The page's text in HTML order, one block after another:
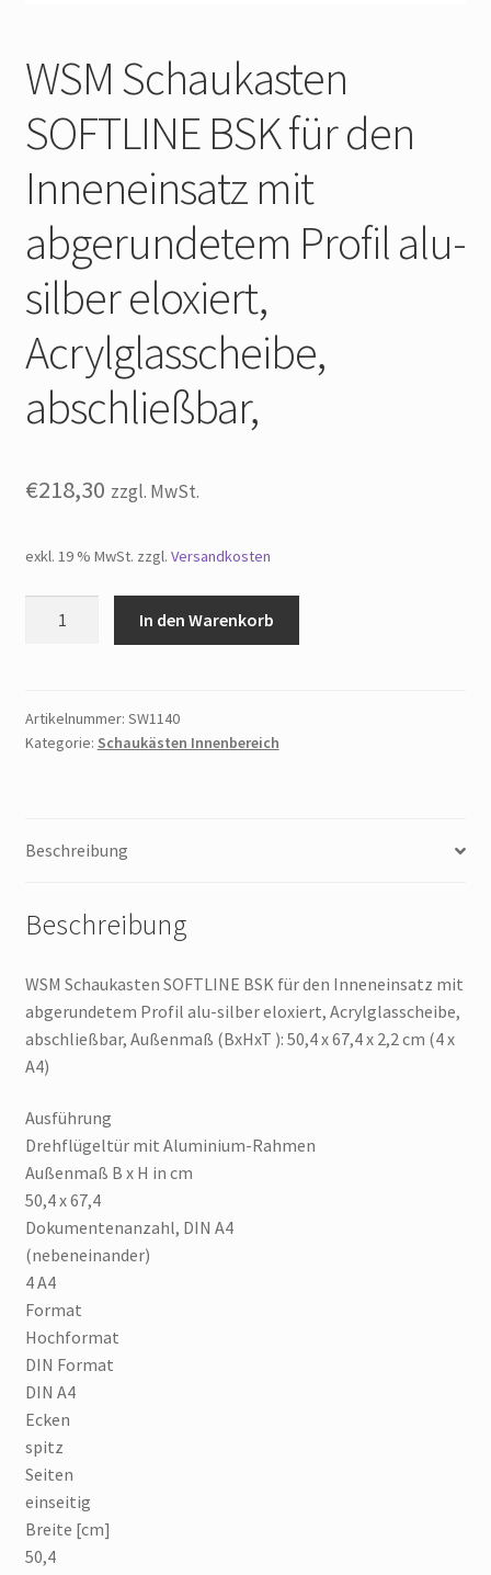
WSM Schaukasten
SOFTLINE BSK für den
Inneneinsatz mit
abgerundetem Profil alu-
silber eloxiert,
Acrylglasscheibe,
abschließbar,
€218,30 zzgl. MwSt.
exkl. 19 % MwSt. zzgl. Versandkosten
für
den
Profil
eloxiert,
abschließbar,
Menge
In den Warenkorb
Artikelnummer: SW1140
Kategorie: Schaukästen Innenbereich
Beschreibung
Beschreibung
WSM Schaukasten SOFTLINE BSK für den Inneneinsatz mit
abgerundetem Profil alu-silber eloxiert, Acrylglasscheibe,
abschließbar, Außenmaß (BxHxT ): 50,4 x 67,4 x 2,2 cm (4 x
A4)
Ausführung
Drehflügeltür mit Aluminium-Rahmen
Außenmaß B x H in cm
50,4 x 67,4
Dokumentenanzahl, DIN A4
(nebeneinander)
4 A4
Format
Hochformat
DIN Format
DIN A4
Ecken
spitz
Seiten
einseitig
Breite [cm]
50,4